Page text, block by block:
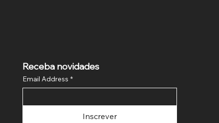
Receba novidades
Email Address *
Inscrever